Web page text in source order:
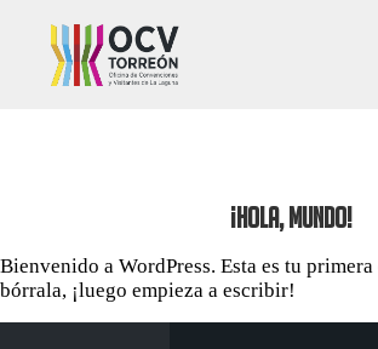
¡Hola, mundo!
Bienvenido a WordPress. Esta es tu
bórrala, ¡luego empieza a escribir!